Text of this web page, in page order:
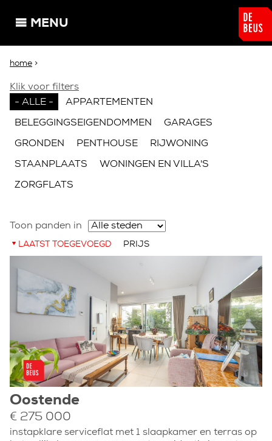
MENU
U bent hier
home >
Klik voor filters
- ALLE -
APPARTEMENTEN
BELEGGINGSEIGENDOMMEN GARAGES
GRONDEN PENTHOUSE RIJWONING
STAANPLAATS WONINGEN EN VILLA'S
ZORGFLATS
Toon panden in
LAATST TOEGEVOEGD PRIJS
Oostende
€ 275 000
instapklare serviceflat met 1 slaapkamer en terras op